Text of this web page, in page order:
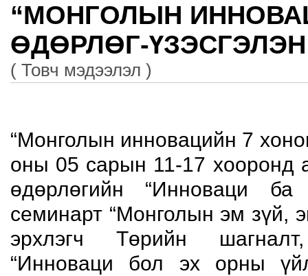
“МОНГОЛЫН
ӨДӨРЛӨГ-ҮЗЭСГЭЛЭН
( Товч мэдээлэл )
“Монголын инновацийн 7
оны 05 сарын 11-17 хооронд
өдөрлөгийн “Инноваци ба
семинарт “Монголын эм зүй,
эрхлэгч Төрийн
“Инноваци бол эх орны